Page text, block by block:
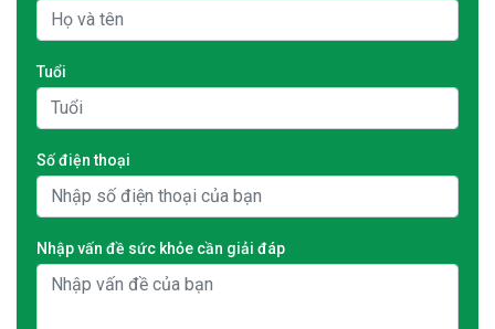
Tuổi
Số điện thoại
Nhập vấn đề sức khỏe cần giải đáp